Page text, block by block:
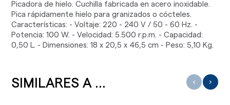
Picadora de hielo. Cuchilla fabricada en acero inoxidable.
Pica rápidamente hielo para granizados o cócteles.
Características: - Voltaje: 220 - 240 V / 50 - 60 Hz. -
Potencia: 100 W. - Velocidad: 5.500 r.p.m. - Capacidad:
0,50 L. - Dimensiones: 18 x 20,5 x 46,5 cm - Peso: 5,10 Kg.
SIMILARES A ... ‹ ›